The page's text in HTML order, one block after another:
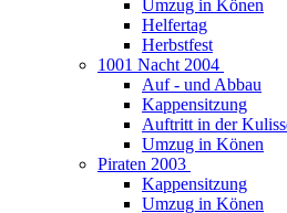
Umzug in Könen
Helfertag
Herbstfest
1001 Nacht 2004
Auf - und Abbau
Kappensitzung
Auftritt in der
Umzug in Könen
Piraten 2003
Kappensitzung
Umzug in Könen